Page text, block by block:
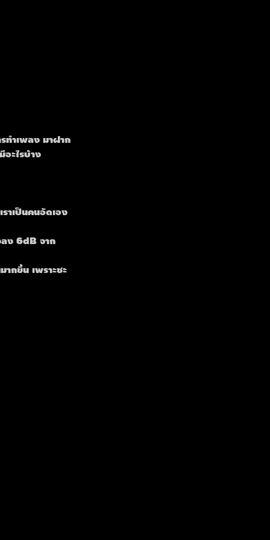
ทำเพลง มาฝาก
ะไรบ้าง
าเป็นคนอัดเอง
ลง 6dB จาก
ากขึ้น เพราะชะ